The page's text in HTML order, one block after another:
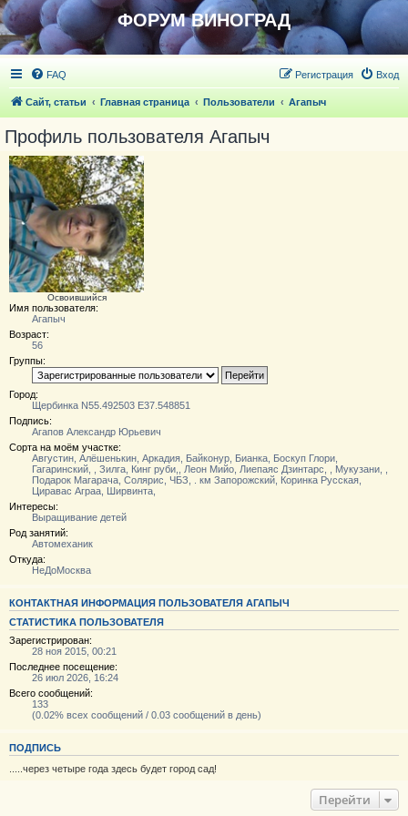
ФОРУМ ВИНОГРАД
FAQ Вход
Регистрация
Сайт, статьи Главная страница Пользователи Агапыч
Профиль пользователя Агапыч
Освоившийся
Имя пользователя:
Агапыч
Возраст:
56
Группы:
Город:
Щербинка N55.492503 E37.548851
Подпись:
Агапов Александр Юрьевич
Сорта на моём участке:
Августин, Алёшенькин, Аркадия, Байконур, Бианка, Боскуп Глори,
Гагаринский, , Зилга, Кинг руби,, Леон Мийо, Лиепаяс Дзинтарс, , Мукузани, ,
Подарок Магарача, Солярис, ЧБЗ, . км Запорожский, Коринка Русская,
Циравас Аграа, Ширвинта,
Интересы:
Выращивание детей
Род занятий:
Автомеханик
Откуда:
НеДоМосква
КОНТАКТНАЯ ИНФОРМАЦИЯ ПОЛЬЗОВАТЕЛЯ АГАПЫЧ
СТАТИСТИКА ПОЛЬЗОВАТЕЛЯ
Зарегистрирован:
28 ноя 2015, 00:21
Последнее посещение:
26 июл 2026, 16:24
Всего сообщений:
133
(0.02% всех сообщений / 0.03 сообщений в день)
ПОДПИСЬ
.....через четыре года здесь будет город сад!
Перейти